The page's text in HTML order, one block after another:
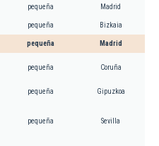
pequeña Madrid
pequeña Bizkaia
pequeña Madrid
pequeña Coruña
pequeña Gipuzkoa
pequeña Sevilla